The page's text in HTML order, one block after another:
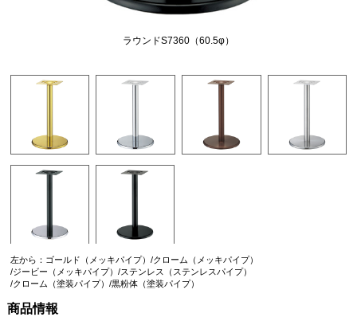
ラウンドS7360（60.5φ）
左から：ゴールド（メッキパイプ）/クローム（メッキパイプ）
/ジービー（メッキパイプ）/ステンレス（ステンレスパイプ）
/クローム（塗装パイプ）/黒粉体（塗装パイプ）
商品情報